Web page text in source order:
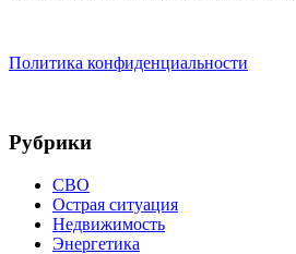
Политика конфиденциальности
Рубрики
СВО
Острая ситуация
Недвижимость
Энергетика